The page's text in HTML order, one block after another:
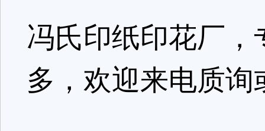
冯氏印纸印花厂
多，欢迎来电质询